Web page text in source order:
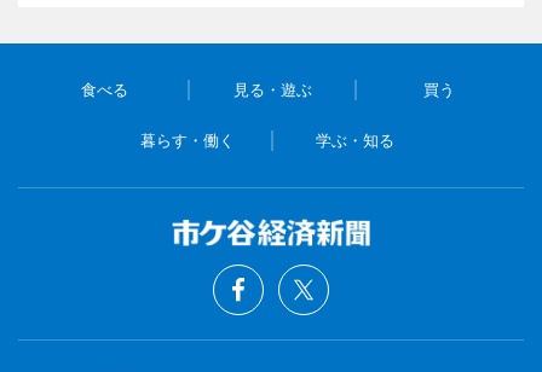
食べる 見る・遊ぶ 買う
暮らす・働く 学ぶ・知る